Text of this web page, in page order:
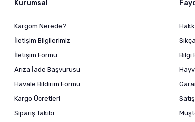
Kurumsal
Kargom Nerede?
İletişim Bilgilerimiz
İletişim Formu
Arıza İade Başvurusu
Havale Bildirim Formu
Kargo Ücretleri
Sipariş Takibi
Bilgi